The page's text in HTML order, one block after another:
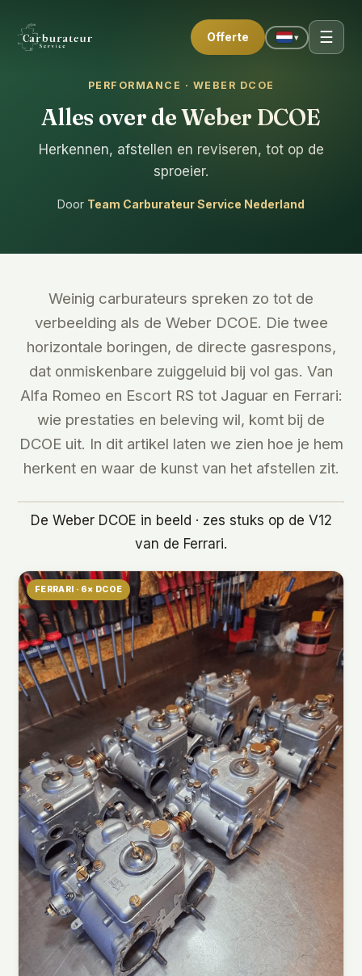
Offerte ▾ ☰
PERFORMANCE · WEBER DCOE
Alles over de Weber DCOE
Herkennen, afstellen en reviseren, tot op de
sproeier.
Door Team Carburateur Service Nederland
Weinig carburateurs spreken zo tot de
verbeelding als de Weber DCOE. Die twee
horizontale boringen, de directe gasrespons,
dat onmiskenbare zuiggeluid bij vol gas. Van
Alfa Romeo en Escort RS tot Jaguar en Ferrari:
wie prestaties en beleving wil, komt bij de
DCOE uit. In dit artikel laten we zien hoe je hem
herkent en waar de kunst van het afstellen zit.
De Weber DCOE in beeld · zes stuks op de V12
van de Ferrari.
FERRARI · 6× DCOE